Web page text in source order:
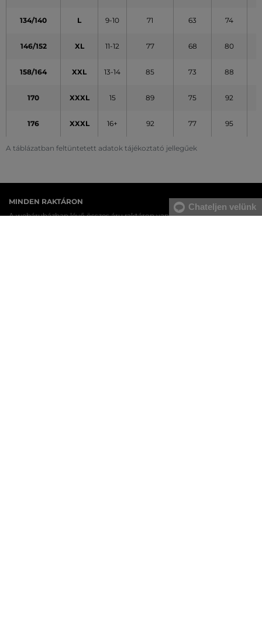
A táblázatban feltüntetett adatok tájékoztató jellegűek
134/140 L 9-10 71 63 74
146/152 XL 11-12 77 68 80
158/164 XXL 13-14 85 73 88
170 XXXL 15 89 75 92
176 XXXL 16+ 92 77 95
MINDEN RAKTÁRON
A webáruházban lévő összes áru raktáron van.
Chateljen velünk